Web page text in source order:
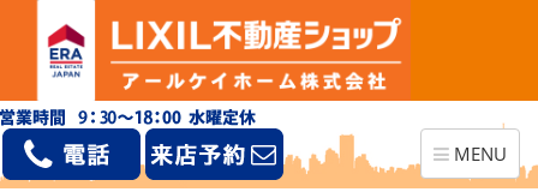
Toggle
navigation
MENU